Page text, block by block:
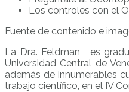
Los controles con el
Fuente de contenido e
La Dra. Feldman, es
Universidad Central de
además de innumerables
trabajo científico, en el IV